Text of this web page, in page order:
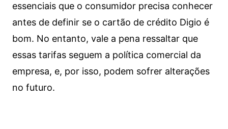
essenciais que o consumidor precisa conhecer
antes de definir se o cartão de crédito Digio é
bom. No entanto, vale a pena ressaltar que
essas tarifas seguem a política comercial da
empresa, e, por isso, podem sofrer alterações
no futuro.